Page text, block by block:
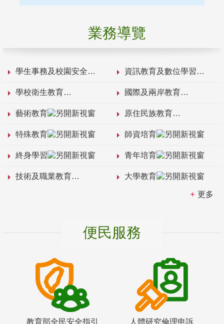
業務導覽
學生事務及校園安全 資訊教育及數位學習
學校衛生教育 國際及兩岸教育
藝術教育 原住民族教育
特殊教育 師資培育
終身學習 青年培育
技術及職業教育 大學教育
更多
便民服務
教育部全民安全指引
人體研究倫理申訴